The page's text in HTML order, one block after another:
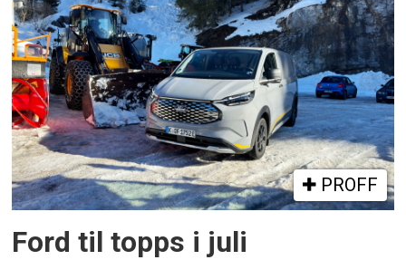
PROFF
Ford til topps i juli